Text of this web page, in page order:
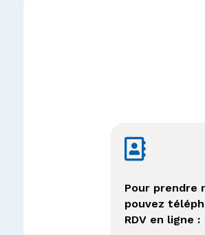

Pour prendre
pouvez
RDV en ligne :